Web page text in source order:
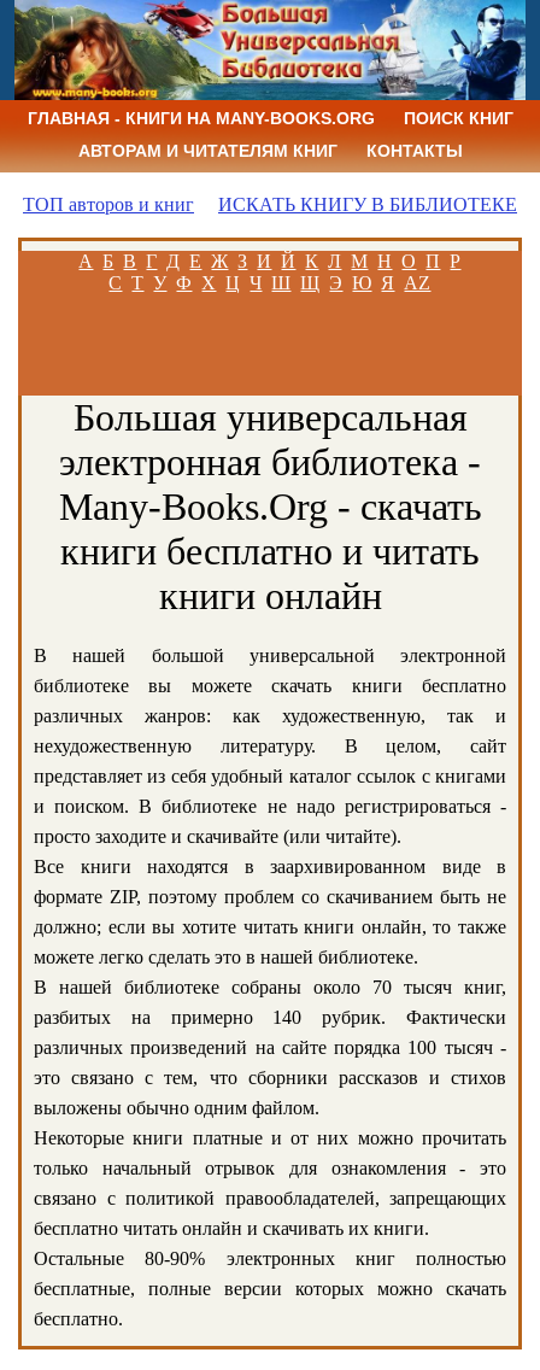
ГЛАВНАЯ - КНИГИ НА MANY-BOOKS.ORG
ПОИСК КНИГ
АВТОРАМ И ЧИТАТЕЛЯМ КНИГ
КОНТАКТЫ
ТОП авторов и книг ИСКАТЬ КНИГУ В БИБЛИОТЕКЕ
А Б В Г Д Е Ж З И Й К Л М Н О П Р
С Т У Ф Х Ц Ч Ш Щ Э Ю Я AZ
Большая универсальная
электронная библиотека -
Many-Books.Org - скачать
книги бесплатно и читать
книги онлайн
В нашей большой универсальной электронной
библиотеке вы можете скачать книги бесплатно
различных жанров: как художественную, так и
нехудожественную литературу. В целом, сайт
представляет из себя удобный каталог ссылок с книгами
и поиском. В библиотеке не надо регистрироваться -
просто заходите и скачивайте (или читайте).
Все книги находятся в заархивированном виде в
формате ZIP, поэтому проблем со скачиванием быть не
должно; если вы хотите читать книги онлайн, то также
можете легко сделать это в нашей библиотеке.
В нашей библиотеке собраны около 70 тысяч книг,
разбитых на примерно 140 рубрик. Фактически
различных произведений на сайте порядка 100 тысяч -
это связано с тем, что сборники рассказов и стихов
выложены обычно одним файлом.
Некоторые книги платные и от них можно прочитать
только начальный отрывок для ознакомления - это
связано с политикой правообладателей, запрещающих
бесплатно читать онлайн и скачивать их книги.
Остальные 80-90% электронных книг полностью
бесплатные, полные версии которых можно скачать
бесплатно.